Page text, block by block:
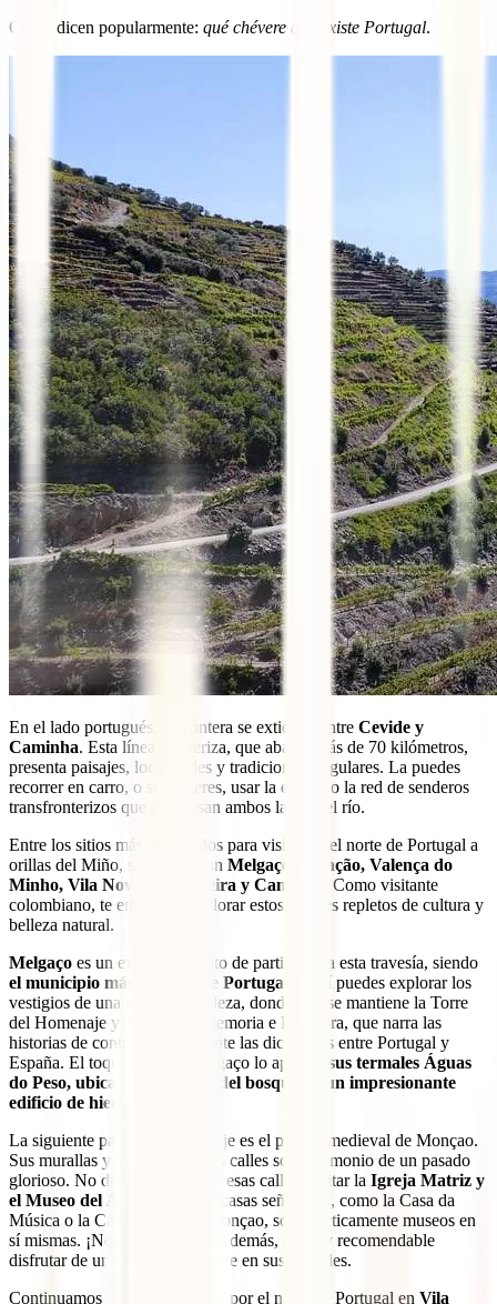
Como dicen popularmente: qué chévere que existe Portugal.
En el lado portugués, la frontera se extiende entre Cevide y
Caminha. Esta línea fronteriza, que abarca más de 70 kilómetros,
presenta paisajes, localidades y tradiciones singulares. La puedes
recorrer en carro, o si prefieres, usar la ecovía o la red de senderos
transfronterizos que atraviesan ambos lados del río.
Entre los sitios más destacados para visitar en el norte de Portugal a
orillas del Miño, se encuentran Melgaço, Monção, Valença do
Minho, Vila Nova da Cerveira y Caminha
. Como visitante
colombiano, te encantará explorar estos lugares repletos de cultura y
belleza natural.
Melgaço es un excelente punto de partida para esta travesía, siendo
el municipio más al norte de Portugal
. Aquí puedes explorar los
vestigios de una antigua fortaleza, donde aún se mantiene la Torre
del Homenaje y el Espacio Memoria e Fronteira, que narra las
historias de contrabando durante las dictaduras entre Portugal y
España. El toque final en Melgaço lo aportan
sus termales Águas
do Peso, ubicados en medio del bosque en un impresionante
edificio de hierro y cristal
La siguiente parada en este viaje es el pueblo medieval de Monçao.
Sus murallas y el diseño de sus calles son testimonio de un pasado
glorioso. No dudes en recorrer esas calles, visitar la Igreja Matriz y
el Museo del Alvarinho
. Las casas señoriales, como la Casa da
Música o la Casa Museu de Monçao, son prácticamente museos en
sí mismas. ¡No te las pierdas! Además, es muy recomendable
disfrutar de un baño revitalizante en sus termales.
Continuamos nuestro recorrido por el norte de Portugal en Vila